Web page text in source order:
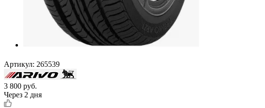
Артикул: 265539
3 800 руб.
Через 2 дня